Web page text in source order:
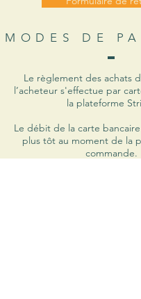
MODES DE
Le règlement des achats
l’acheteur s'effectue par
la plateforme
Le débit de la carte
plus tôt au moment de la
commande.​